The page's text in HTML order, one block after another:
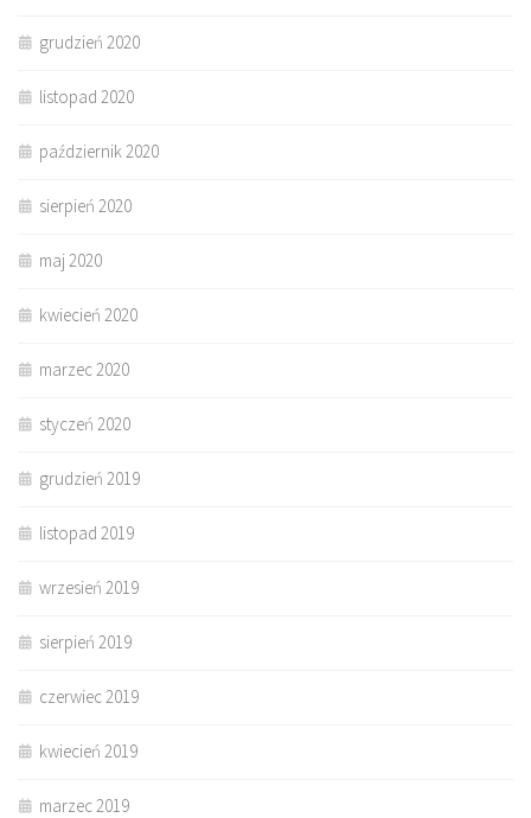
grudzień 2020
listopad 2020
październik 2020
sierpień 2020
maj 2020
kwiecień 2020
marzec 2020
styczeń 2020
grudzień 2019
listopad 2019
wrzesień 2019
sierpień 2019
czerwiec 2019
kwiecień 2019
marzec 2019